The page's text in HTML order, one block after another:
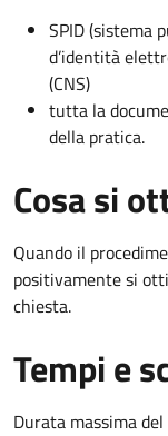
SPID (sistema
d’identità
(CNS)
tutta la
della pratica.
Cosa si
Quando il
positivamente si
chiesta.
Tempi e
Durata massima